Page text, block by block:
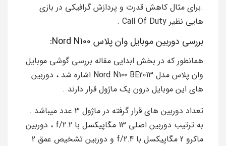
.برای مثال کاهش قدرت و پردازش گرافیکی در بازی
هایی نظیر Call Of Duty .
بررسی دوربین موبایل وان پلاس Nord N100:
همانطور که در بخش ابدایی مقاله بررسی گوشی موبایل
وان پلاس مدل Nord N100 BE2013 اشاره شد ، دوربین
های این موبایل درون یک ماژول قرار دارند .
تعداد دوربین های قرار گرفته در ماژول 3 عدد میباشد .
به ترتیب دوربین اصلی 13 مگاپیکسل با f/2.2 ، دوربین
ماکرو 2 مگاپیکسل با f/2.4 و دوربین تشخیص عمق 2